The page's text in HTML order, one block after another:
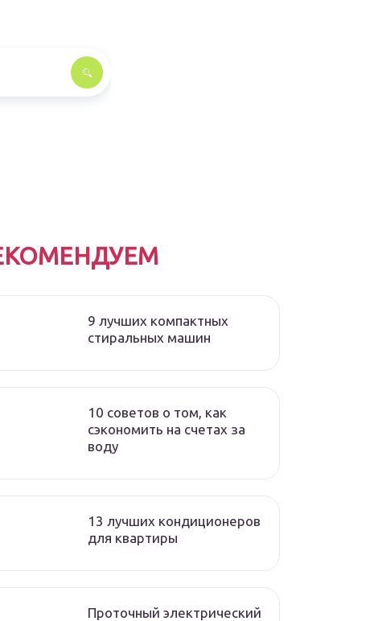
9 лучших компактных
стиральных машин
10 советов о том, как
сэкономить на счетах за
воду
13 лучших кондиционеров
для квартиры
Проточный электрический